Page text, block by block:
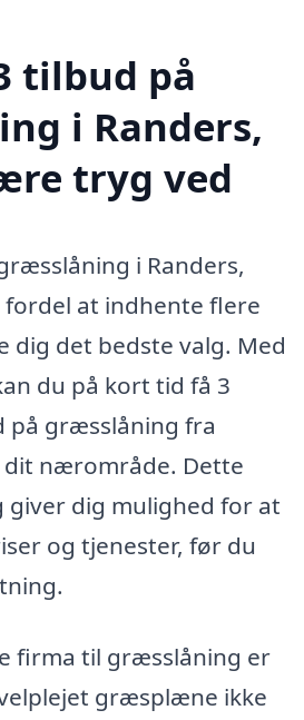
tilbud på
i Randers,
tryg ved
i Randers,
at indhente flere
dig det bedste valg. Med
du på kort tid få 3
på græsslåning fra
nærområde. Dette
giver dig mulighed for at
og tjenester, før du
firma til græsslåning er
græsplæne ikke